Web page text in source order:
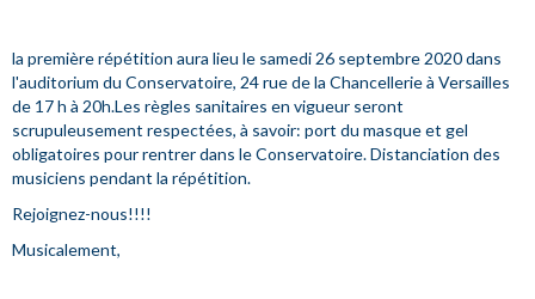
la première répétition aura lieu le samedi 26 septembre 2020 dans
l'auditorium du Conservatoire, 24 rue de la Chancellerie à Versailles
de 17 h à 20h.Les règles sanitaires en vigueur seront
scrupuleusement respectées, à savoir: port du masque et gel
obligatoires pour rentrer dans le Conservatoire. Distanciation des
musiciens pendant la répétition.
Rejoignez-nous!!!!
Musicalement,